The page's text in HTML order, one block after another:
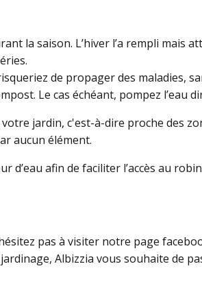
la saison. L’hiver l’a rempli mais
de propager des maladies,
Le cas échéant, pompez l’eau
jardin, c'est-à-dire proche des
aucun élément.
d’eau afin de faciliter l’accès au
pas à visiter notre page
Albizzia vous souhaite de